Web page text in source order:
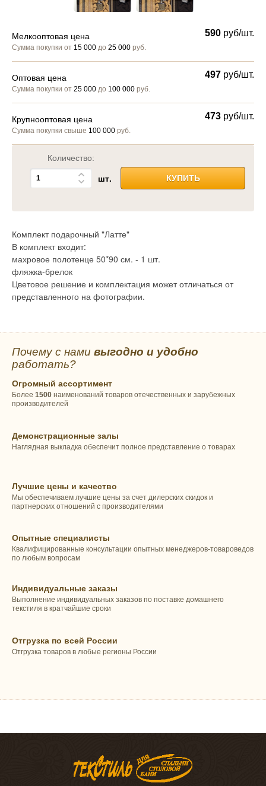
Мелкооптовая цена
Сумма покупки от 15 000 до 25 000 руб.
590 руб/шт.
Оптовая цена
Сумма покупки от 25 000 до 100 000 руб.
497 руб/шт.
Крупнооптовая цена
Сумма покупки свыше 100 000 руб.
473 руб/шт.
Количество:
шт. КУПИТЬ
Комплект подарочный "Латте"
В комплект входит:
махровое полотенце 50*90 см. - 1 шт.
фляжка-брелок
Цветовое решение и комплектация может отличаться от
представленного на фотографии.
Почему с нами выгодно и удобно
работать?
Огромный ассортимент
Более 1500 наименований товаров отечественных и зарубежных
производителей
Демонстрационные залы
Наглядная выкладка обеспечит полное представление о товарах
Лучшие цены и качество
Мы обеспечиваем лучшие цены за счет дилерских скидок и
партнерских отношений с производителями
Опытные специалисты
Квалифицированные консультации опытных менеджеров-товароведов
по любым вопросам
Индивидуальные заказы
Выполнение индивидуальных заказов по поставке домашнего
текстиля в кратчайшие сроки
Отгрузка по всей России
Отгрузка товаров в любые регионы России